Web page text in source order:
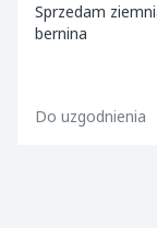
Sprzedam
bernina
Do uzgodnienia